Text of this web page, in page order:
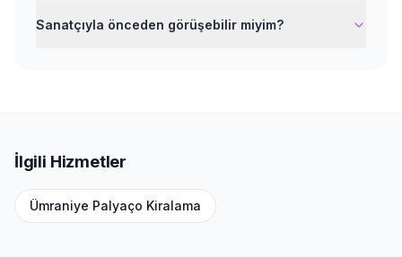
Sanatçıyla önceden görüşebilir miyim?
İlgili Hizmetler
Ümraniye Palyaço Kiralama